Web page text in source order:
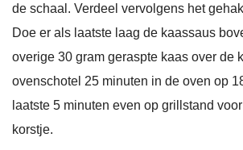
de schaal. Verdeel vervolgens het
Doe er als laatste laag de kaassaus
overige 30 gram geraspte kaas over de
ovenschotel 25 minuten in de oven op
laatste 5 minuten even op grillstand
korstje.